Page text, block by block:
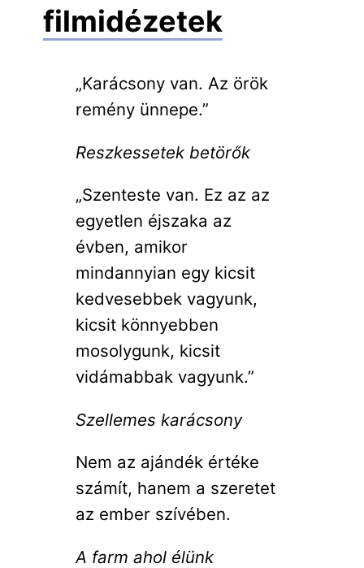
filmidézetek
„Karácsony van. Az örök
remény ünnepe.”
Reszkessetek betörők
„Szenteste van. Ez az az
egyetlen éjszaka az
évben, amikor
mindannyian egy kicsit
kedvesebbek vagyunk,
kicsit könnyebben
mosolygunk, kicsit
vidámabbak vagyunk.”
Szellemes karácsony
Nem az ajándék értéke
számít, hanem a szeretet
az ember szívében.
A farm ahol élünk